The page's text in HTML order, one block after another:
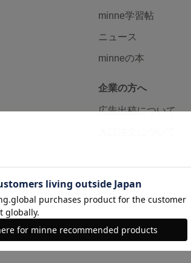
minne学習帖
ニュース
minneの本
企業の方へ
広告出稿について
採用情報 メディアキット
Pepabo, Inc. All rights reserved.